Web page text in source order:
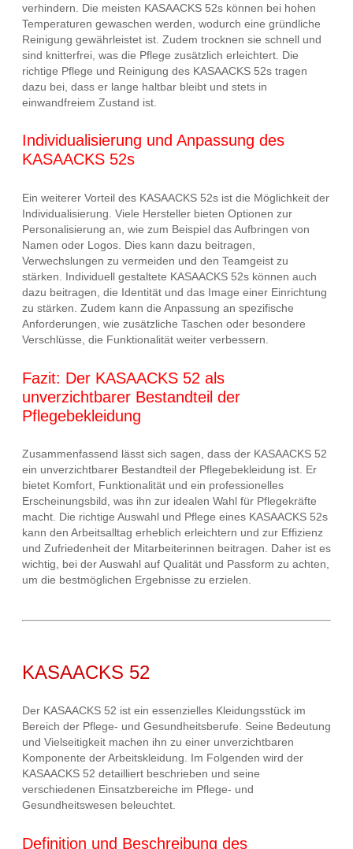
verhindern. Die meisten KASAACKS 52s können bei hohen
Temperaturen gewaschen werden, wodurch eine gründliche
Reinigung gewährleistet ist. Zudem trocknen sie schnell und
sind knitterfrei, was die Pflege zusätzlich erleichtert. Die
richtige Pflege und Reinigung des KASAACKS 52s tragen
dazu bei, dass er lange haltbar bleibt und stets in
einwandfreiem Zustand ist.
Individualisierung und Anpassung des
KASAACKS 52s
Ein weiterer Vorteil des KASAACKS 52s ist die Möglichkeit der
Individualisierung. Viele Hersteller bieten Optionen zur
Personalisierung an, wie zum Beispiel das Aufbringen von
Namen oder Logos. Dies kann dazu beitragen,
Verwechslungen zu vermeiden und den Teamgeist zu
stärken. Individuell gestaltete KASAACKS 52s können auch
dazu beitragen, die Identität und das Image einer Einrichtung
zu stärken. Zudem kann die Anpassung an spezifische
Anforderungen, wie zusätzliche Taschen oder besondere
Verschlüsse, die Funktionalität weiter verbessern.
Fazit: Der KASAACKS 52 als
unverzichtbarer Bestandteil der
Pflegebekleidung
Zusammenfassend lässt sich sagen, dass der KASAACKS 52
ein unverzichtbarer Bestandteil der Pflegebekleidung ist. Er
bietet Komfort, Funktionalität und ein professionelles
Erscheinungsbild, was ihn zur idealen Wahl für Pflegekräfte
macht. Die richtige Auswahl und Pflege eines KASAACKS 52s
kann den Arbeitsalltag erheblich erleichtern und zur Effizienz
und Zufriedenheit der Mitarbeiterinnen beitragen. Daher ist es
wichtig, bei der Auswahl auf Qualität und Passform zu achten,
um die bestmöglichen Ergebnisse zu erzielen.
KASAACKS 52
Der KASAACKS 52 ist ein essenzielles Kleidungsstück im
Bereich der Pflege- und Gesundheitsberufe. Seine Bedeutung
und Vielseitigkeit machen ihn zu einer unverzichtbaren
Komponente der Arbeitskleidung. Im Folgenden wird der
KASAACKS 52 detailliert beschrieben und seine
verschiedenen Einsatzbereiche im Pflege- und
Gesundheitswesen beleuchtet.
Definition und Beschreibung des